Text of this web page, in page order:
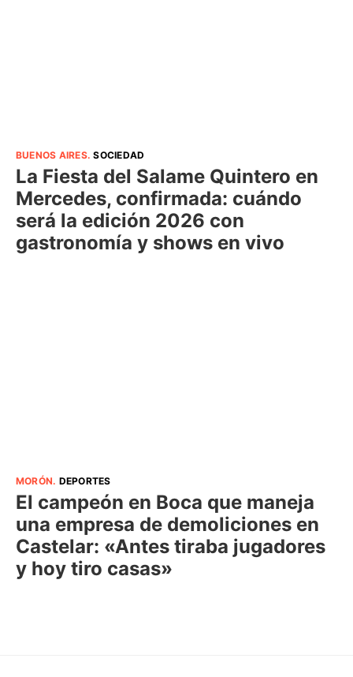
BUENOS AIRES.SOCIEDAD
La Fiesta del Salame Quintero en
Mercedes, confirmada: cuándo
será la edición 2026 con
gastronomía y shows en vivo
MORÓN. DEPORTES
El campeón en Boca que maneja
una empresa de demoliciones en
Castelar: «Antes tiraba jugadores
y hoy tiro casas»